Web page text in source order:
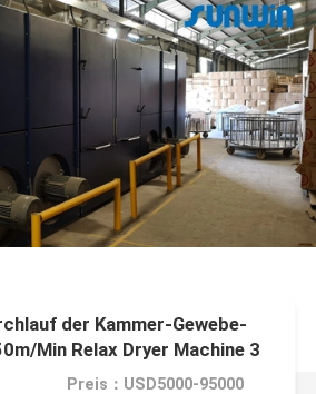
der Kammer-Gewebe-
Min Relax Dryer Machine 3
Preis：USD5000-95000